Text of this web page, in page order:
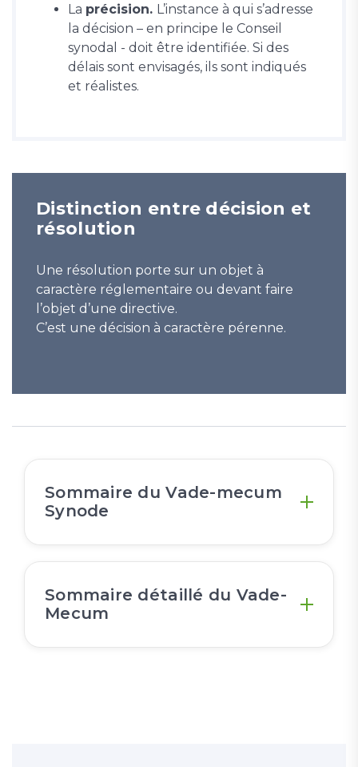
La précision. L’instance à qui s’adresse
la décision – en principe le Conseil
synodal - doit être identifiée. Si des
délais sont envisagés, ils sont indiqués
et réalistes.
Distinction entre décision et
résolution
Une résolution porte sur un objet à
caractère réglementaire ou devant faire
l’objet d’une directive.
C’est une décision à caractère pérenne.
Sommaire du Vade-mecum
Synode
Sommaire détaillé du Vade-
Mecum